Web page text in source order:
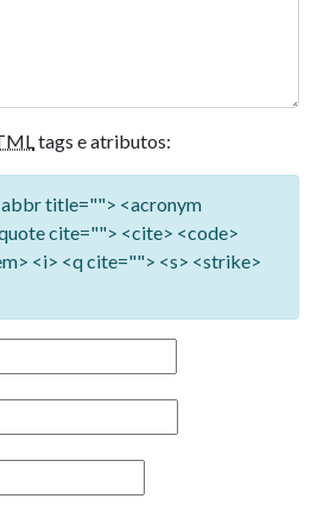
tags e atributos:
title=""> <acronym
cite=""> <cite> <code>
<i> <q cite=""> <s> <strike>